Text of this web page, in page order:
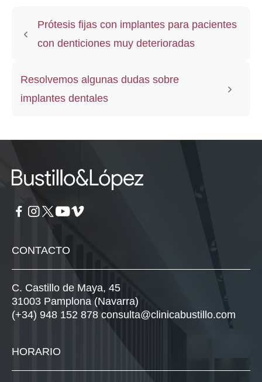
Prótesis fijas con implantes para pacientes
con denticiones muy deterioradas
Resolvemos algunas dudas sobre
implantes dentales
CONTACTO
C. Castillo de Maya, 45
31003 Pamplona (Navarra)
(+34) 948 152 878 consulta@clinicabustillo.com
HORARIO